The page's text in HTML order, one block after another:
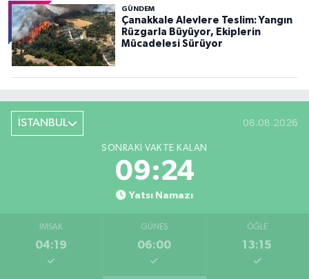
GÜNDEM
Çanakkale Alevlere Teslim: Yangın
Rüzgarla Büyüyor, Ekiplerin
Mücadelesi Sürüyor
İSTANBUL 08.08.2026
SONRAKI VAKTE KALAN
09:23
Yatsı Namazı
İMSAK
04:19
GÜNEŞ
06:00
ÖĞLE
13:15